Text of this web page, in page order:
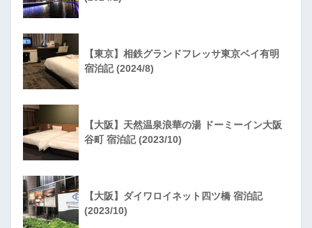
【東京】相鉄グランドフレッサ東京ベイ有明
宿泊記 (2024/8)
【大阪】天然温泉浪華の湯 ドーミーイン大阪
谷町 宿泊記 (2023/10)
【大阪】ダイワロイネット四ツ橋 宿泊記
(2023/10)